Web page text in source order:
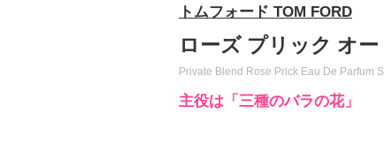
トムフォード TOM FORD
ローズ プリック オ
Private Blend Rose Prick Eau De Parfum
主役は「三種のバラの花」